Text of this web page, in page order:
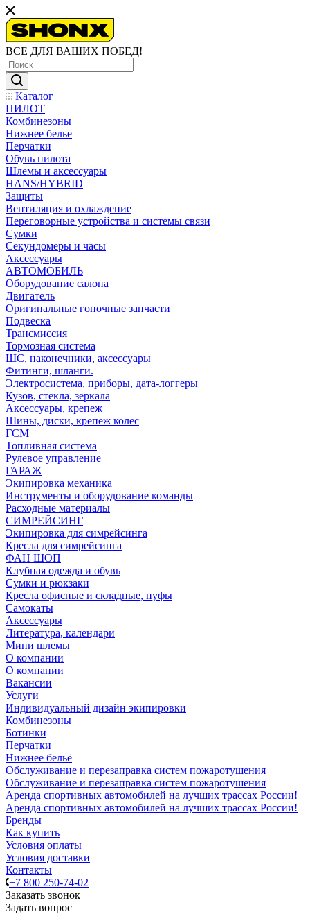
ВСЕ ДЛЯ ВАШИХ ПОБЕД!
Каталог
ПИЛОТ
Комбинезоны
Нижнее белье
Перчатки
Обувь пилота
Шлемы и аксессуары
HANS/HYBRID
Защиты
Вентиляция и охлаждение
Переговорные устройства и системы связи
Сумки
Секундомеры и часы
Аксессуары
АВТОМОБИЛЬ
Оборудование салона
Двигатель
Оригинальные гоночные запчасти
Подвеска
Трансмиссия
Тормозная система
ШС, наконечники, аксессуары
Фитинги, шланги.
Электросистема, приборы, дата-логгеры
Кузов, стекла, зеркала
Аксессуары, крепеж
Шины, диски, крепеж колес
ГСМ
Топливная система
Рулевое управление
ГАРАЖ
Экипировка механика
Инструменты и оборудование команды
Расходные материалы
СИМРЕЙСИНГ
Экипировка для симрейсинга
Кресла для симрейсинга
ФАН ШОП
Клубная одежда и обувь
Сумки и рюкзаки
Кресла офисные и складные, пуфы
Самокаты
Аксессуары
Литература, календари
Мини шлемы
О компании
О компании
Вакансии
Услуги
Индивидуальный дизайн экипировки
Комбинезоны
Ботинки
Перчатки
Нижнее бельё
Обслуживание и перезаправка систем пожаротушения
Обслуживание и перезаправка систем пожаротушения
Аренда спортивных автомобилей на лучших трассах России!
Аренда спортивных автомобилей на лучших трассах России!
Бренды
Как купить
Условия оплаты
Условия доставки
Контакты
+7 800 250-74-02
Заказать звонок
Задать вопрос